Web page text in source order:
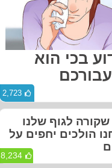
בכי הוא
2,723
לגוף שלנו
הולכים יחפים על
8,234